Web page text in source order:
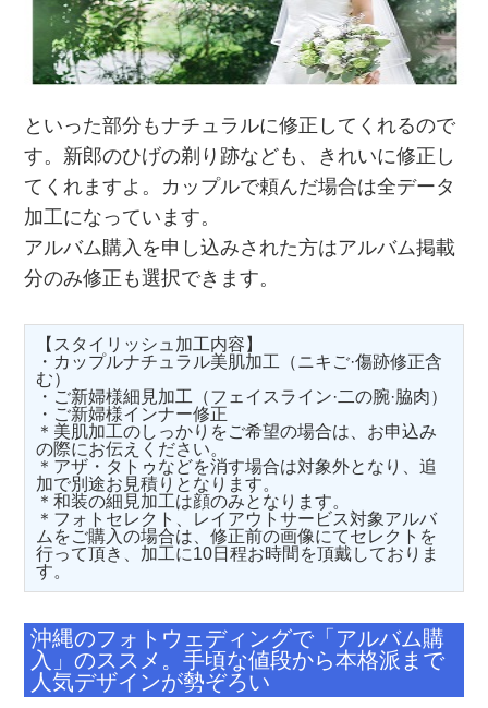
といった部分もナチュラルに修正してくれるので
す。新郎のひげの剃り跡なども、きれいに修正し
てくれますよ。カップルで頼んだ場合は全データ
加工になっています。
アルバム購入を申し込みされた方はアルバム掲載
分のみ修正も選択できます。
【スタイリッシュ加工内容】
・カップルナチュラル美肌加工（ニキご·傷跡修正含
む）
・ご新婦様細見加工（フェイスライン·二の腕·脇肉）
・ご新婦様インナー修正
＊美肌加工のしっかりをご希望の場合は、お申込み
の際にお伝えください。
＊アザ・タトゥなどを消す場合は対象外となり、追
加で別途お見積りとなります。
＊和装の細見加工は顔のみとなります。
＊フォトセレクト、レイアウトサービス対象アルバ
ムをご購入の場合は、修正前の画像にてセレクトを
行って頂き、加工に10日程お時間を頂戴しておりま
す。
沖縄のフォトウェディングで「アルバム購
入」のススメ。手頃な値段から本格派まで
人気デザインが勢ぞろい